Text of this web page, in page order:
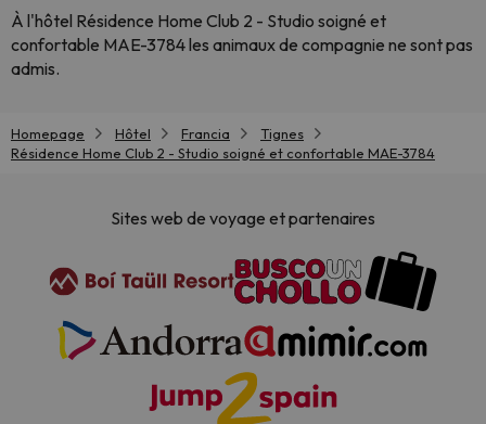
À l'hôtel Résidence Home Club 2 - Studio soigné et
confortable MAE-3784 les animaux de compagnie ne sont pas
admis.
Homepage Hôtel Francia
Tignes
Résidence Home Club 2 - Studio soigné et confortable MAE-3784
Sites web de voyage et partenaires